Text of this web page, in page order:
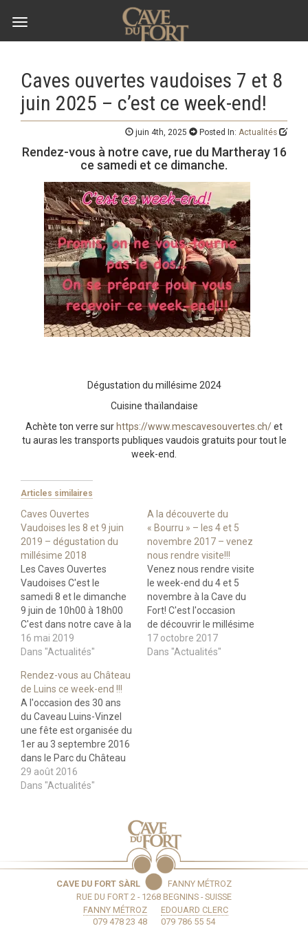
Toggle
Caves ouvertes vaudoises 7 et 8
juin 2025 – c’est ce week-end!
juin 4th, 2025 Posted In: Actualités
Rendez-vous à notre cave, rue du Martheray 16
ce samedi et ce dimanche.
Dégustation du millésime 2024
Cuisine thaïlandaise
Achète ton verre sur https://www.mescavesouvertes.ch/et
tu auras les transports publiques vaudois gratuits pour tout le
week-end.
Articles similaires
Caves Ouvertes
Vaudoises les 8 et 9 juin
2019 – dégustation du
millésime 2018
Les Caves Ouvertes
Vaudoises C'est le
samedi 8 et le dimanche
9 juin de 10h00 à 18h00
C'est dans notre cave à la
rue du Martheray 16 -
1268 Begnins C'est la
2018 C'est la découverte
de mets thaïlandais
Informations pratiques:
Un forfait de CHF 30.- /…
16 mai 2019
Dans "Actualités"
A la découverte du
« Bourru » – les 4 et 5
novembre 2017 – venez
nous rendre visite!!!
Venez nous rendre visite
le week-end du 4 et 5
novembre à la Cave du
Fort! C'est l'occasion
de découvrir le millésime
2017 qui est actuellement
en fin de première
17 octobre 2017
Dans "Actualités"
Rendez-vous au Château
de Luins ce week-end !!!
A l'occasion des 30 ans
du Caveau Luins-Vinzel
une fête est organisée du
1er au 3 septembre 2016
dans le Parc du Château
de Luins. La Cave du Fort
aura un stand de
29 août 2016
Dans "Actualités"
CAVE DU FORT SÀRL
FANNY MÉTROZ
RUE DU FORT 2 - 1268 BEGNINS - SUISSE
FANNY MÉTROZ
079 478 23 48
EDOUARD CLERC
079 786 55 54